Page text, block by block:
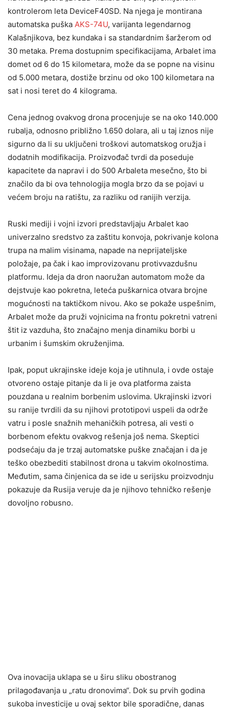
kontrolerom leta DeviceF40SD. Na njega je montirana
automatska puška AKS-74U, varijanta legendarnog
Kalašnjikova, bez kundaka i sa standardnim šaržerom od
30 metaka. Prema dostupnim specifikacijama, Arbalet ima
domet od 6 do 15 kilometara, može da se popne na visinu
od 5.000 metara, dostiže brzinu od oko 100 kilometara na
sat i nosi teret do 4 kilograma.
Cena jednog ovakvog drona procenjuje se na oko 140.000
rubalja, odnosno približno 1.650 dolara, ali u taj iznos nije
sigurno da li su uključeni troškovi automatskog oružja i
dodatnih modifikacija. Proizvođač tvrdi da poseduje
kapacitete da napravi i do 500 Arbaleta mesečno, što bi
značilo da bi ova tehnologija mogla brzo da se pojavi u
većem broju na ratištu, za razliku od ranijih verzija.
Ruski mediji i vojni izvori predstavljaju Arbalet kao
univerzalno sredstvo za zaštitu konvoja, pokrivanje kolona
trupa na malim visinama, napade na neprijateljske
položaje, pa čak i kao improvizovanu protivvazdušnu
platformu. Ideja da dron naoružan automatom može da
dejstvuje kao pokretna, leteća puškarnica otvara brojne
mogućnosti na taktičkom nivou. Ako se pokaže uspešnim,
Arbalet može da pruži vojnicima na frontu pokretni vatreni
štit iz vazduha, što značajno menja dinamiku borbi u
urbanim i šumskim okruženjima.
Ipak, poput ukrajinske ideje koja je utihnula, i ovde ostaje
otvoreno ostaje pitanje da li je ova platforma zaista
pouzdana u realnim borbenim uslovima. Ukrajinski izvori
su ranije tvrdili da su njihovi prototipovi uspeli da održe
vatru i posle snažnih mehaničkih potresa, ali vesti o
borbenom efektu ovakvog rešenja još nema. Skeptici
podsećaju da je trzaj automatske puške značajan i da je
teško obezbediti stabilnost drona u takvim okolnostima.
Međutim, sama činjenica da se ide u serijsku proizvodnju
pokazuje da Rusija veruje da je njihovo tehničko rešenje
dovoljno robusno.
Ova inovacija uklapa se u širu sliku obostranog
prilagođavanja u „ratu dronovima“. Dok su prvih godina
sukoba investicije u ovaj sektor bile sporadične, danas